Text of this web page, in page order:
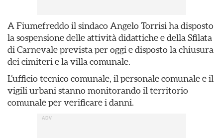
A Fiumefreddo il sindaco Angelo Torrisi ha disposto
la sospensione delle attività didattiche e della Sfilata
di Carnevale prevista per oggi e disposto la chiusura
dei cimiteri e la villa comunale.
L’ufficio tecnico comunale, il personale comunale e il
vigili urbani stanno monitorando il territorio
comunale per verificare i danni.